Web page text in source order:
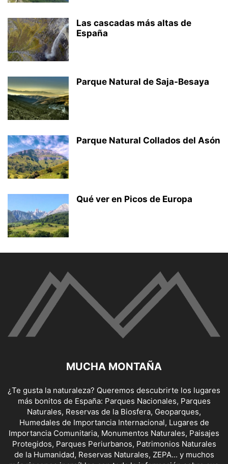
Las cascadas más altas de
España
Parque Natural de Saja-Besaya
Parque Natural Collados del Asón
Qué ver en Picos de Europa
MUCHA MONTAÑA
¿Te gusta la naturaleza? Queremos descubrirte los lugares
más bonitos de España: Parques Nacionales, Parques
Naturales, Reservas de la Biosfera, Geoparques,
Humedales de Importancia Internacional, Lugares de
Importancia Comunitaria, Monumentos Naturales, Paisajes
Protegidos, Parques Periurbanos, Patrimonios Naturales
de la Humanidad, Reservas Naturales, ZEPA... y muchos